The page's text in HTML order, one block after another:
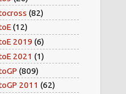
(82)
(12)
2019 (6)
2021 (1)
(809)
2011 (62)